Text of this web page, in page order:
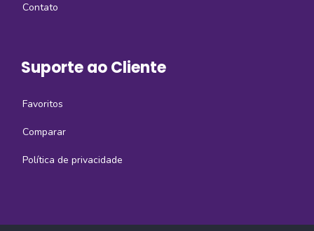
Contato
Suporte ao Cliente
Favoritos
Comparar
Política de privacidade